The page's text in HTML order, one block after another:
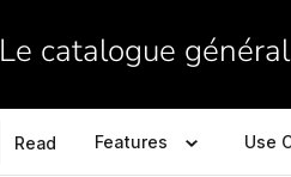
Le catalogue général